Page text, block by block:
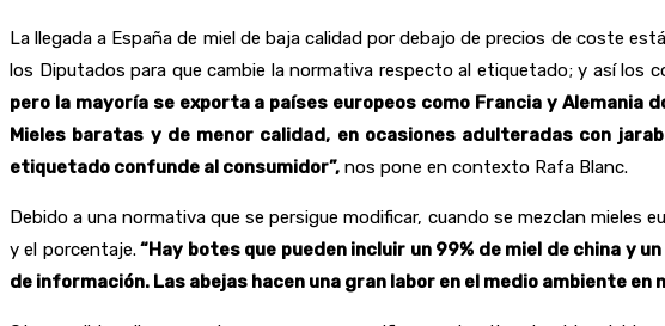
La llegada a España de miel de baja calidad por debajo de precios de coste
los Diputados para que cambie la normativa respecto al etiquetado; y así los
pero la mayoría se exporta a países europeos como Francia y
Mieles baratas y de menor calidad, en ocasiones adulteradas con
etiquetado confunde al consumidor”, nos pone en contexto Rafa Blanc.
Debido a una normativa que se persigue modificar, cuando se mezclan
y el porcentaje.“Hay botes que pueden incluir un 99% de miel de china y
de información. Las abejas hacen una gran labor en el medio ambiente